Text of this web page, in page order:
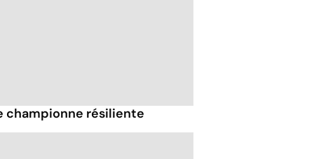
championne résiliente